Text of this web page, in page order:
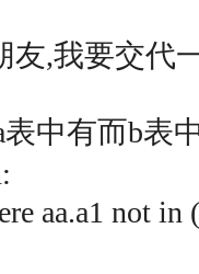
友,我要交代
中有而b表
aa.a1 not in